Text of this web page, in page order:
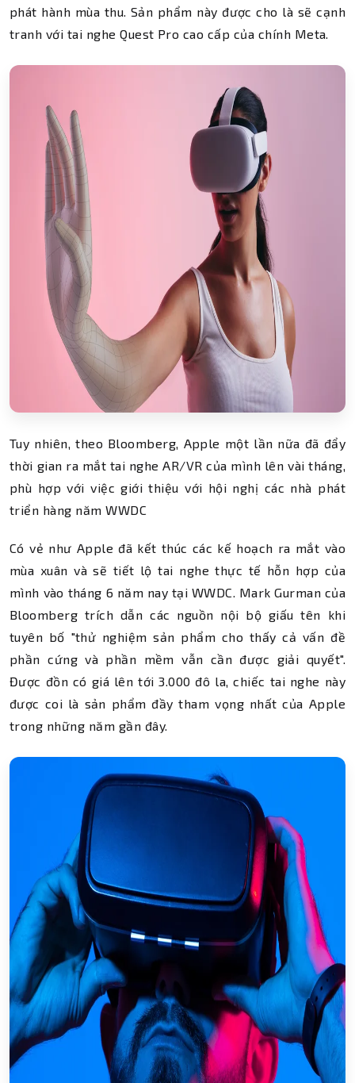
phát hành mùa thu. Sản phẩm này được cho là sẽ cạnh
tranh với tai nghe Quest Pro cao cấp của chính Meta.
Tuy nhiên, theo Bloomberg, Apple một lần nữa đã đẩy
thời gian ra mắt tai nghe AR/VR của mình lên vài tháng,
phù hợp với việc giới thiệu với hội nghị các nhà phát
triển hàng năm WWDC
Có vẻ như Apple đã kết thúc các kế hoạch ra mắt vào
mùa xuân và sẽ tiết lộ tai nghe thực tế hỗn hợp của
mình vào tháng 6 năm nay tại WWDC. Mark Gurman của
Bloomberg trích dẫn các nguồn nội bộ giấu tên khi
tuyên bố "thử nghiệm sản phẩm cho thấy cả vấn đề
phần cứng và phần mềm vẫn cần được giải quyết".
Được đồn có giá lên tới 3.000 đô la, chiếc tai nghe này
được coi là sản phẩm đầy tham vọng nhất của Apple
trong những năm gần đây.